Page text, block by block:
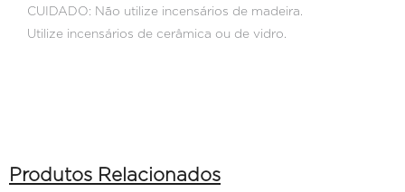
CUIDADO: Não utilize incensários de madeira.
Utilize incensários de cerâmica ou de vidro.
Produtos Relacionados